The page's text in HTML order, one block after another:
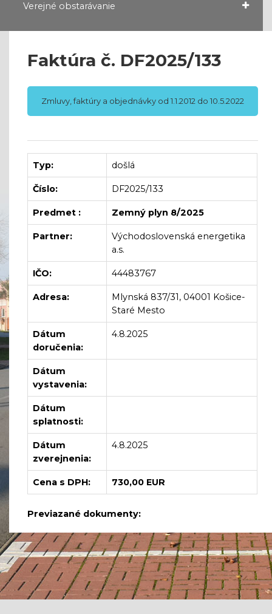
Verejné obstarávanie
Faktúra č. DF2025/133
Zmluvy, faktúry a objednávky od 1.1.2012 do 10.5.2022
Typ: došlá
Číslo: DF2025/133
Predmet : Zemný plyn 8/2025
Partner:
Východoslovenská energetika
a.s.
IČO: 44483767
Adresa:
Mlynská 837/31, 04001 Košice-
Staré Mesto
Dátum
doručenia:
4.8.2025
Dátum
vystavenia:
Dátum
splatnosti:
Dátum
zverejnenia:
4.8.2025
Cena s DPH: 730,00 EUR
Previazané dokumenty: